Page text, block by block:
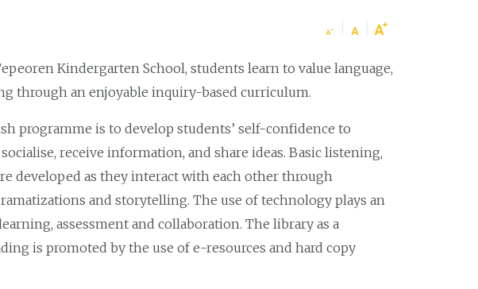
Kindergarten School, students learn to value language,
through an enjoyable inquiry-based curriculum.
programme is to develop students’ self-confidence to
receive information, and share ideas. Basic listening,
developed as they interact with each other through
and storytelling. The use of technology plays an
assessment and collaboration. The library as a
is promoted by the use of e-resources and hard copy